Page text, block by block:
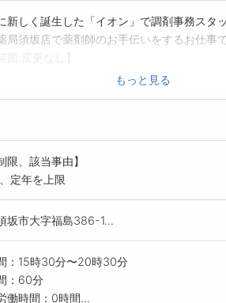
新しく誕生した「イオン」で調剤事務スタ
局須坂店で薬剤師のお手伝いをするお仕事で
もっと見る
限、該当事由】
定年を上限
坂市大字福島386-1...
：15時30分〜20時30分
：60分
働時間：0時間...